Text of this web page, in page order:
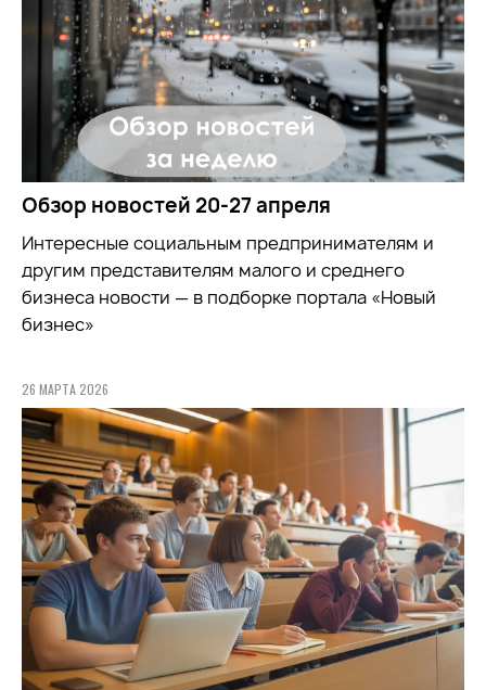
Обзор новостей 20-27 апреля
Интересные социальным предпринимателям и
другим представителям малого и среднего
бизнеса новости — в подборке портала «Новый
бизнес»
26 МАРТА 2026